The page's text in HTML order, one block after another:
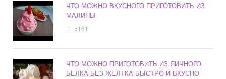
ЧТО МОЖНО ВКУСНОГО ПРИГОТОВИТЬ ИЗ
МАЛИНЫ
5161
ЧТО МОЖНО ПРИГОТОВИТЬ ИЗ ЯИЧНОГО
БЕЛКА БЕЗ ЖЕЛТКА БЫСТРО И ВКУСНО